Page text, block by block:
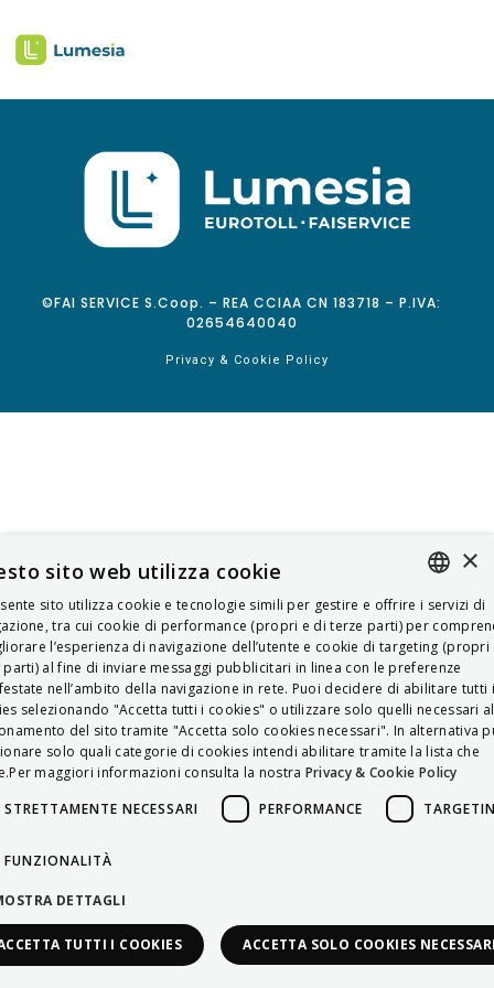
©FAI SERVICE S.Coop. – REA CCIAA CN 183718 – P.IVA:
02654640040
Privacy & Cookie Policy
ITALIAN
ENGLISH
FRENCH
HUNGARIAN
DEUTSCH
POLSKI
×
sito web utilizza cookie
sito utilizza cookie e tecnologie simili per gestire e offrire i servizi di
tra cui cookie di performance (propri e di terze parti) per
l’esperienza di navigazione dell’utente e cookie di targeting (propri
parti) al fine di inviare messaggi pubblicitari in linea con le preferenze
nell’ambito della navigazione in rete. Puoi decidere di abilitare tutti i
selezionando "Accetta tutti i cookies" o utilizzare solo quelli necessari al
del sito tramite "Accetta solo cookies necessari". In alternativa
solo quali categorie di cookies intendi abilitare tramite la lista che
maggiori informazioni consulta la nostra Privacy & Cookie Policy
STRETTAMENTE NECESSARI
PERFORMANCE
FUNZIONALITÀ
DETTAGLI
TUTTI I COOKIES ACCETTA SOLO COOKIES